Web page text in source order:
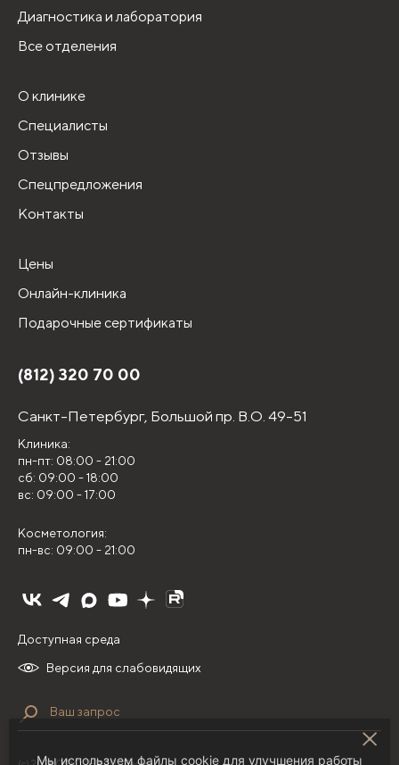
Диагностика и лаборатория
Все отделения
О клинике
Специалисты
Отзывы
Спецпредложения
Контакты
Цены
Онлайн-клиника
Подарочные сертификаты
(812) 320 70 00
Санкт-Петербург, Большой пр. В.О. 49-51
Клиника:
пн-пт: 08:00 - 21:00
сб: 09:00 - 18:00
вс: 09:00 - 17:00
Косметология:
пн-вс: 09:00 - 21:00
Версия для слабовидящих
Доступная среда
Мы используем файлы cookie для улучшения работы